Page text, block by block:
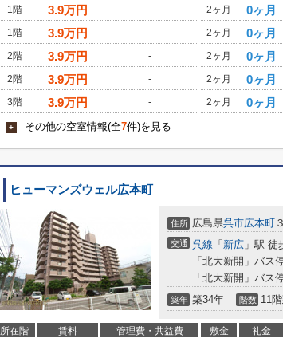
1階
3.9万円 - 2ヶ月 0ヶ月
1階
3.9万円 - 2ヶ月 0ヶ月
2階
3.9万円 - 2ヶ月 0ヶ月
2階
3.9万円 - 2ヶ月 0ヶ月
3階
3.9万円 - 2ヶ月 0ヶ月
+ その他の空室情報(全7件)を見る
ヒューマンズウェル広本町
住所 広島県呉市広本町
交通 呉線 「 新広 」駅 徒
「北大新開」バ
「北大新開」バ
築年 築34年 階数 11
所在階 賃料 管理費・共益費 敷金 礼金